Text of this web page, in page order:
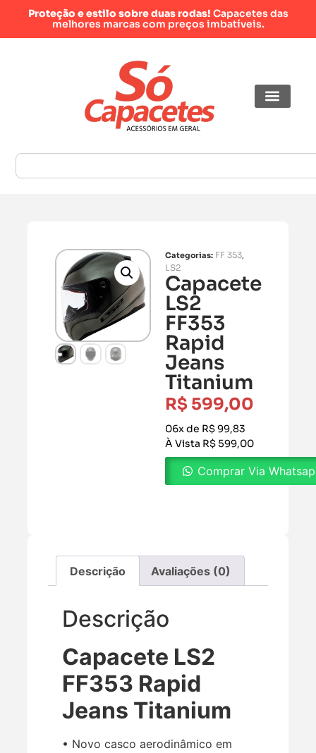
Proteção e estilo sobre duas rodas! Capacetes das
melhores marcas com preços imbatíveis.
Categorias: FF 353,
LS2
Capacete
LS2
FF353
Rapid
Jeans
Titanium
R$ 599,00
06x de R$ 99,83
À Vista R$ 599,00
Comprar Via
Descrição Avaliações (0)
Descrição
Capacete LS2
FF353 Rapid
Jeans Titanium
• Novo casco aerodinâmico em